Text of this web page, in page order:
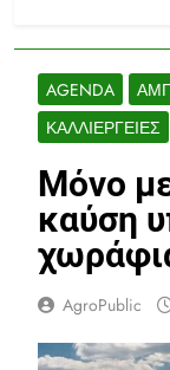
AGENDA
ΚΑΛΛΙΈΡΓΕΙΕΣ
Μόνο
καύση
AgroPublic